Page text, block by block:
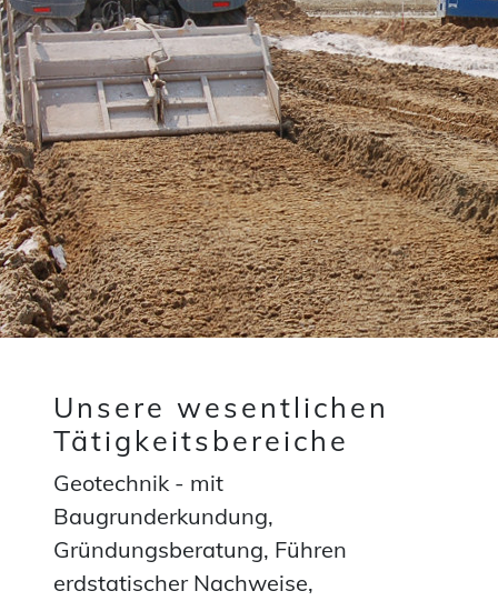
Unsere wesentlichen
Tätigkeitsbereiche
Geotechnik - mit
Baugrunderkundung,
Gründungsberatung, Führen
erdstatischer Nachweise,